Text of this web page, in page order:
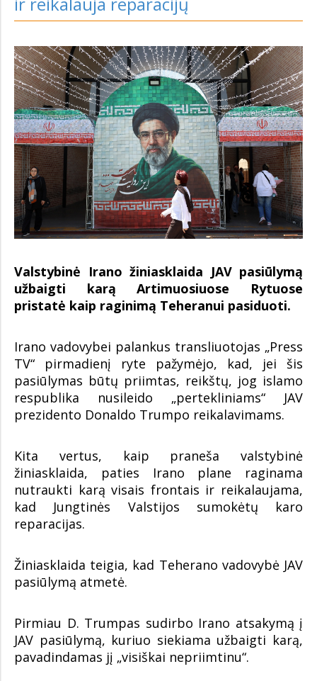
Valstybinė Irano žiniasklaida JAV pasiūlymą
užbaigti karą Artimuosiuose Rytuose
pristatė kaip raginimą Teheranui pasiduoti.
Irano vadovybei palankus transliuotojas „Press
TV“ pirmadienį ryte pažymėjo, kad, jei šis
pasiūlymas būtų priimtas, reikštų, jog islamo
respublika nusileido „pertekliniams“ JAV
prezidento Donaldo Trumpo reikalavimams.
Kita vertus, kaip praneša valstybinė
žiniasklaida, paties Irano plane raginama
nutraukti karą visais frontais ir reikalaujama,
kad Jungtinės Valstijos sumokėtų karo
reparacijas.
Žiniasklaida teigia, kad Teherano vadovybė JAV
pasiūlymą atmetė.
Pirmiau D. Trumpas sudirbo Irano atsakymą į
JAV pasiūlymą, kuriuo siekiama užbaigti karą,
pavadindamas jį „visiškai nepriimtinu“.